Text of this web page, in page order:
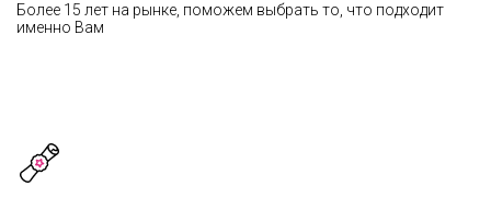
Более 15 лет на рынке, поможем выбрать то, что подходит
именно Вам